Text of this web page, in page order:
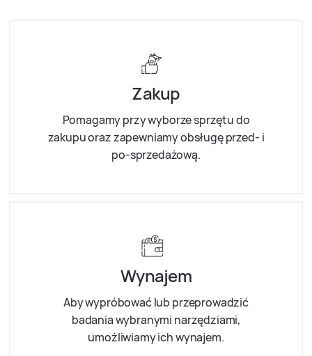
Zakup
Pomagamy przy wyborze sprzętu do
zakupu oraz zapewniamy obsługę przed- i
po-sprzedażową.
Wynajem
Aby wypróbować lub przeprowadzić
badania wybranymi narzędziami,
umożliwiamy ich wynajem.